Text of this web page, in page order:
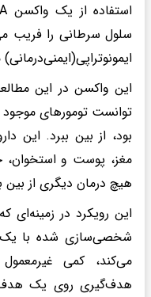
سلول سرطانی را فریب
این واکسن در این
توانست تومورهای موجود
بود، از بین ببرد. این
مغز، پوست و
هیچ درمان دیگری از بین
این رویکرد در
شخصی‌سازی شده با
می‌کند، کمی
هدف‌گیری روی یک